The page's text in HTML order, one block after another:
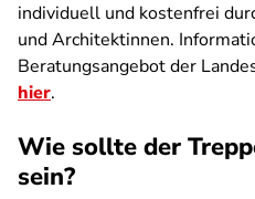
individuell und kostenfrei
und Architektinnen.
Beratungsangebot der
hier.
Wie sollte der
sein?